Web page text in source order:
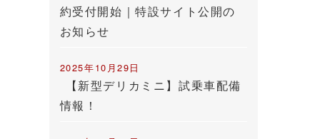
約受付開始｜特設サイト公開の
お知らせ
2025年10月29日
【新型デリカミニ】試乗車配備
情報！